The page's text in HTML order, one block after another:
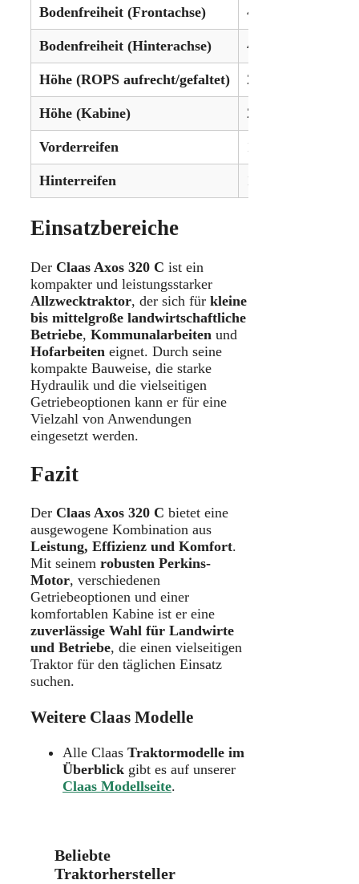
Bodenfreiheit (Frontachse) 44 cm (17,4 Zoll)
Bodenfreiheit (Hinterachse) 46 cm (18,3 Zoll)
Höhe (ROPS aufrecht/gefaltet) 262 cm (103,2
Höhe (Kabine) 247 cm (97,5 Zoll)
Vorderreifen 13.6R24
Hinterreifen 16.9R34
Einsatzbereiche
Der Claas Axos 320 C ist ein
kompakter und leistungsstarker
Allzwecktraktor, der sich für kleine
bis mittelgroße landwirtschaftliche
Betriebe, Kommunalarbeiten und
Hofarbeiten eignet. Durch seine
kompakte Bauweise, die starke
Hydraulik und die vielseitigen
Getriebeoptionen kann er für eine
Vielzahl von Anwendungen
eingesetzt werden.
Fazit
Der Claas Axos 320 C bietet eine
ausgewogene Kombination aus
Leistung, Effizienz und Komfort.
Mit seinem robusten Perkins-
Motor, verschiedenen
Getriebeoptionen und einer
komfortablen Kabine ist er eine
zuverlässige Wahl für Landwirte
und Betriebe, die einen vielseitigen
Traktor für den täglichen Einsatz
suchen.
Weitere Claas Modelle
Alle Claas Traktormodelle im
Überblick gibt es auf unserer
Claas Modellseite.
Beliebte
Traktorhersteller